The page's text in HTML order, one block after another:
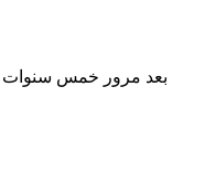
بعد مرور خمس سنوات